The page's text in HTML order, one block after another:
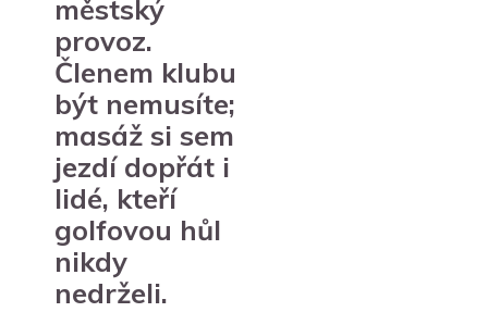
městský
provoz.
Členem klubu
být nemusíte;
masáž si sem
jezdí dopřát i
lidé, kteří
golfovou hůl
nikdy
nedrželi.